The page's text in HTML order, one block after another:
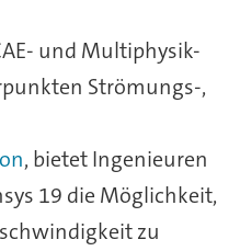
und Multiphysik-
Strömungs-,
, bietet Ingenieuren
19 die Möglichkeit,
zu